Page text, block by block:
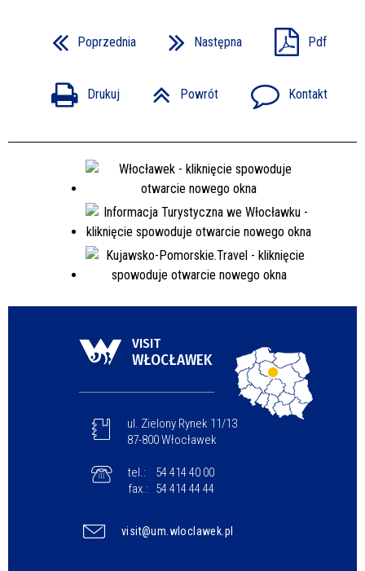
Poprzednia Następna Pdf
Drukuj Powrót Kontakt
VISIT
WŁOCŁAWEK
ul. Zielony Rynek 11/13
87-800 Włocławek
tel.:
54 414 40 00
fax.:
54 414 44 44
visit@um.wloclawek.pl